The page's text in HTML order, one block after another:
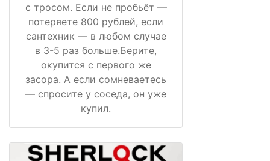
с тросом. Если не пробьёт —
потеряете 800 рублей, если
сантехник — в любом случае
в 3-5 раз больше.Берите,
окупится с первого же
засора. А если сомневаетесь
— спросите у соседа, он уже
купил.